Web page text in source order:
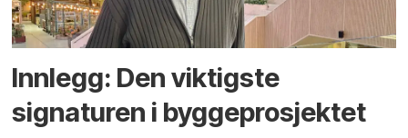
Innlegg: Den viktigste
signaturen i bygge­­prosjektet